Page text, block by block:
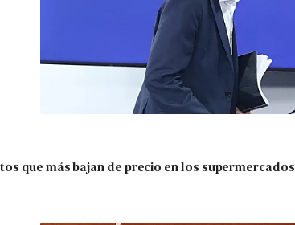
que más bajan de precio en los supermercados